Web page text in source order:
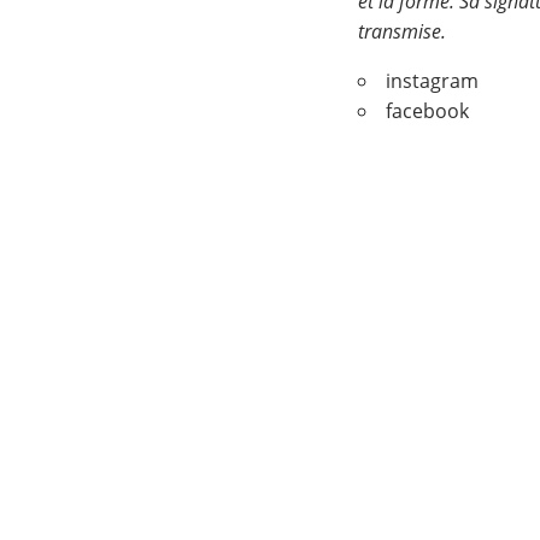
transmise.
instagram
facebook